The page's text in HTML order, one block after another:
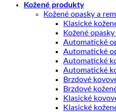
Kožené produkty
Kožené opasky a
Klasické
Kožené
Automatické
Automatické
Automatické
Automatické
Brzdové
Brzdové
Klasické
Klasické